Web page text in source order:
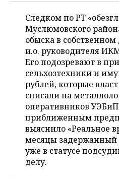
ТОРГОВЫЕ ЦЕНТРЫ
ТАТАРСТАНА
ИНВЕСТИЦИИ
МАШИНОСТРОЕНИЕ
НЕФТЕХИМИЯ
НЕФТЬ
ОПК
ЭНЕРГЕТИКА
НОВОСТИ БИЗНЕСА
РОЗНИЧНАЯ ТОРГОВЛЯ
ТРАНСПОРТ
УСЛУГИ
ТЕХНОЛОГИИ
НОВОСТИ ТЕХНОЛОГИЙ
МЕДИА
ТЕЛЕКОММУНИКАЦИИ
МЕРОПРИЯТИЯ
НОВОСТИ МЕРОПРИЯТИЙ
ВЫЕЗДНАЯ РЕДАКЦИЯ
БИЗНЕС-БРАНЧИ
ONLINE-КОНФЕРЕНЦИИ
ОТКРЫТАЯ ЛЕКЦИЯ
СПОРТ
НОВОСТИ СПОРТА
ФУТБОЛ
ХОККЕЙ
БАСКЕТБОЛ
ОБЩЕСТВО
НОВОСТИ ОБЩЕСТВА
ВЛАСТЬ
ИНФРАСТРУКТУРА
ФОТОГАЛЕРЕЯ
СЮЖЕТЫ
СПРАВОЧНИК
Следком по РТ
Муслюмовского
обыска в
и.о. руководителя
Его подозревают в
сельхозтехники и
рублей, которые
списали на
оперативников
приближенным
выяснило «Реальное
месяцы
уже в статусе
делу.